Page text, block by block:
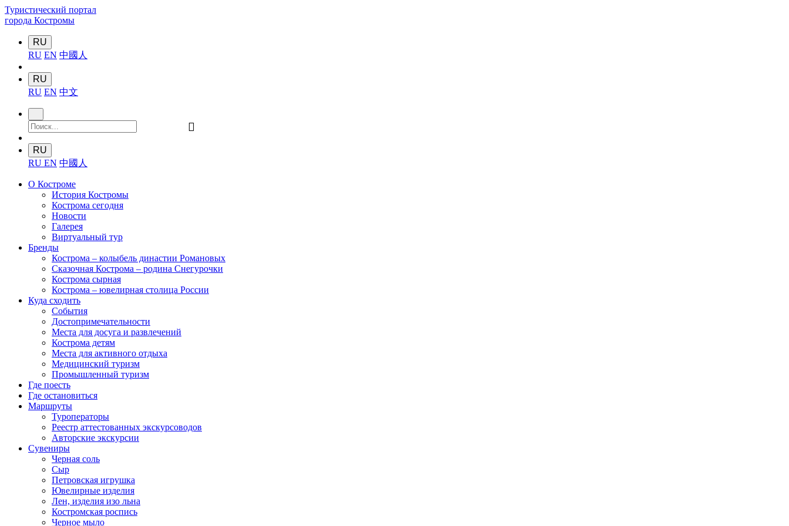
Туристический портал
города Костромы
RU
RU EN 中國人
RU
RU EN 中文
󰍉
RU
RU EN 中國人
О Костроме
История Костромы
Кострома сегодня
Новости
Галерея
Виртуальный тур
Бренды
Кострома – колыбель династии Романовых
Сказочная Кострома – родина Снегурочки
Кострома сырная
Кострома – ювелирная столица России
Куда сходить
События
Достопримечательности
Места для досуга и развлечений
Кострома детям
Места для активного отдыха
Медицинский туризм
Промышленный туризм
Где поесть
Где остановиться
Маршруты
Туроператоры
Реестр аттестованных экскурсоводов
Авторские экскурсии
Сувениры
Черная соль
Сыр
Петровская игрушка
Ювелирные изделия
Лен, изделия изо льна
Костромская роспись
Черное мыло